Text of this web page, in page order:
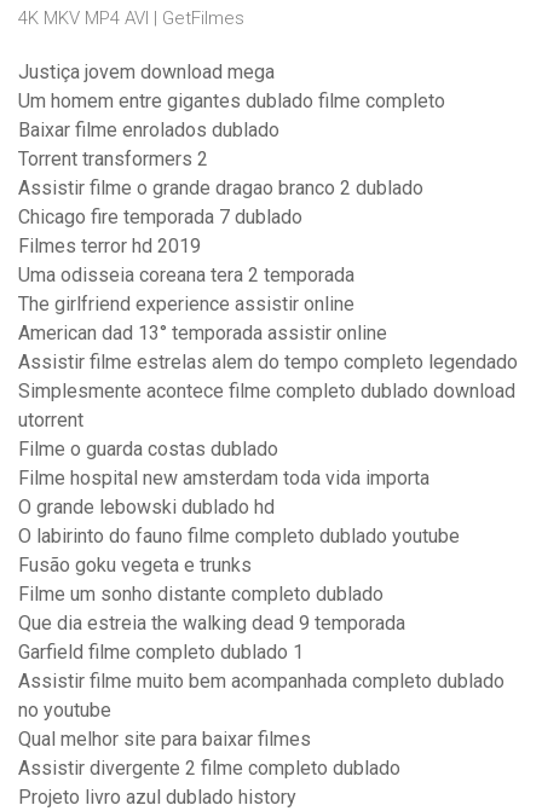
4K MKV MP4 AVI | GetFilmes
Justiça jovem download mega
Um homem entre gigantes dublado filme completo
Baixar filme enrolados dublado
Torrent transformers 2
Assistir filme o grande dragao branco 2 dublado
Chicago fire temporada 7 dublado
Filmes terror hd 2019
Uma odisseia coreana tera 2 temporada
The girlfriend experience assistir online
American dad 13° temporada assistir online
Assistir filme estrelas alem do tempo completo legendado
Simplesmente acontece filme completo dublado download
utorrent
Filme o guarda costas dublado
Filme hospital new amsterdam toda vida importa
O grande lebowski dublado hd
O labirinto do fauno filme completo dublado youtube
Fusão goku vegeta e trunks
Filme um sonho distante completo dublado
Que dia estreia the walking dead 9 temporada
Garfield filme completo dublado 1
Assistir filme muito bem acompanhada completo dublado
no youtube
Qual melhor site para baixar filmes
Assistir divergente 2 filme completo dublado
Projeto livro azul dublado history